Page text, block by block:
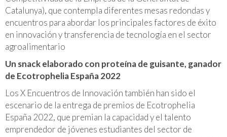
Catalunya), que contempla diferentes mesas redondas y
encuentros para abordar los principales factores de éxito
en innovación y transferencia de tecnología en el sector
agroalimentario
Un snackelaborado con proteína de guisante, ganador
de Ecotrophelia España 2022
Los X Encuentros de Innovación también han sido el
escenario de la entrega de premios de Ecotrophelia
España 2022, que premian la capacidad y el talento
emprendedor de jóvenes estudiantes del sector de